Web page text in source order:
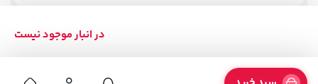
در انبار موجود نیست
کلیه حقوق متعلق به وبسایت نوین ترازو می باشد